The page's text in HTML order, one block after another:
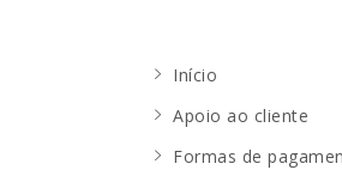
Início
Apoio ao cliente
Formas de